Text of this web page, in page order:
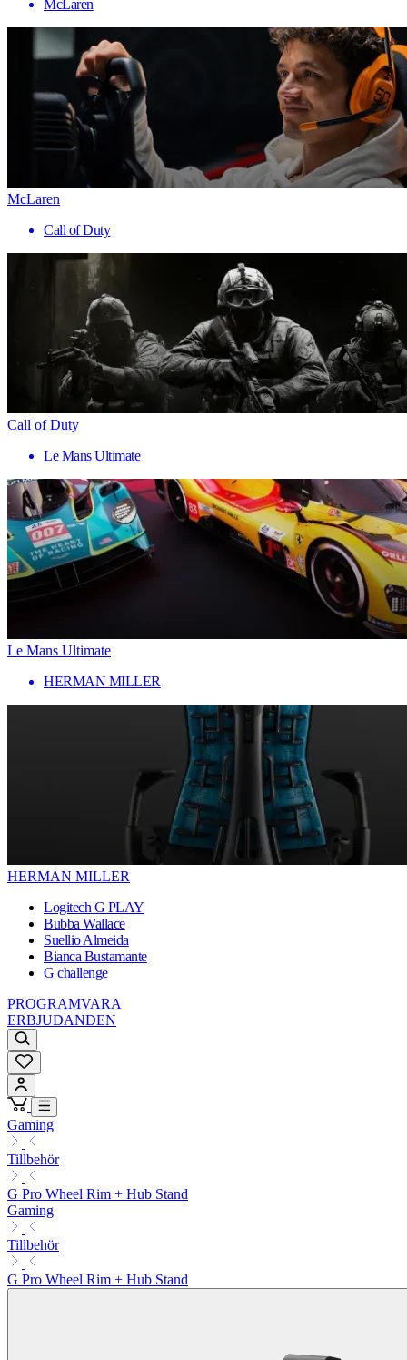
McLaren
McLaren
Call of Duty
Call of Duty
Le Mans Ultimate
Le Mans Ultimate
HERMAN MILLER
HERMAN MILLER
Logitech G PLAY
Bubba Wallace
Suellio Almeida
Bianca Bustamante
G challenge
PROGRAMVARA
ERBJUDANDEN
Gaming
Tillbehör
G Pro Wheel Rim + Hub Stand
Gaming
Tillbehör
G Pro Wheel Rim + Hub Stand